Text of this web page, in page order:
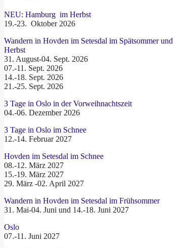
NEU: Hamburg im Herbst
19.-23. Oktober 2026
Wandern in Hovden im Setesdal im Spätsommer und
Herbst
31. August-04. Sept. 2026
07.-11. Sept. 2026
14.-18. Sept. 2026
21.-25. Sept. 2026
3 Tage in Oslo in der Vorweihnachtszeit
04.-06. Dezember 2026
3 Tage in Oslo im Schnee
12.-14. Februar 2027
Hovden im Setesdal im Schnee
08.-12. März 2027
15.-19. März 2027
29. März -02. April 2027
Wandern in Hovden im Setesdal im Frühsommer
31. Mai-04. Juni und 14.-18. Juni 2027
Oslo
07.-11. Juni 2027